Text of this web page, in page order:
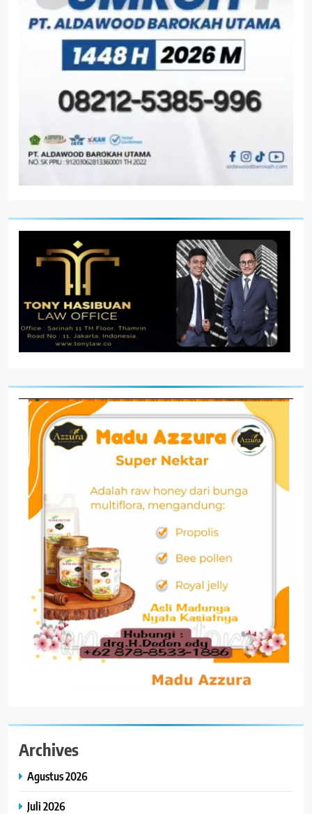
Archives
Agustus 2026
Juli 2026